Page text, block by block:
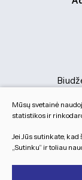
Mūsų svetainė
statistikos ir
Jei Jūs sutinkate,
„Sutinku“ ir toliau